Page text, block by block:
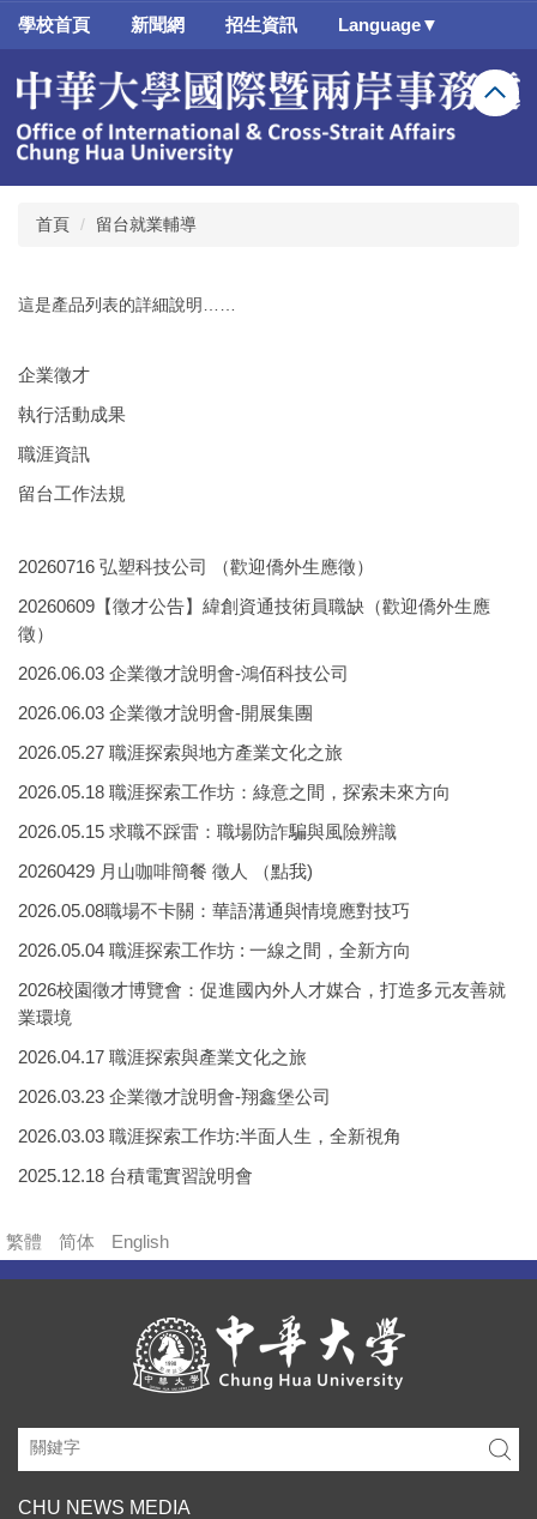
跳
要
容
學校首頁 新聞網 招生資訊 Language▼
首頁 留台就業輔導
這是產品列表的詳細說明……
企業徵才
執行活動成果
職涯資訊
留台工作法規
20260716 弘塑科技公司 （歡迎僑外生應徵）
20260609【徵才公告】緯創資通技術員職缺（歡迎僑外生應
徵）
2026.06.03 企業徵才說明會-鴻佰科技公司
2026.06.03 企業徵才說明會-開展集團
2026.05.27 職涯探索與地方產業文化之旅
2026.05.18 職涯探索工作坊：綠意之間，探索未來方向
2026.05.15 求職不踩雷：職場防詐騙與風險辨識
20260429 月山咖啡簡餐 徵人 （點我)
2026.05.08職場不卡關：華語溝通與情境應對技巧
2026.05.04 職涯探索工作坊 : 一線之間，全新方向
2026校園徵才博覽會：促進國內外人才媒合，打造多元友善就
業環境
2026.04.17 職涯探索與產業文化之旅
2026.03.23 企業徵才說明會-翔鑫堡公司
2026.03.03 職涯探索工作坊:半面人生，全新視角
2025.12.18 台積電實習說明會
繁體 简体 English
CHU NEWS MEDIA